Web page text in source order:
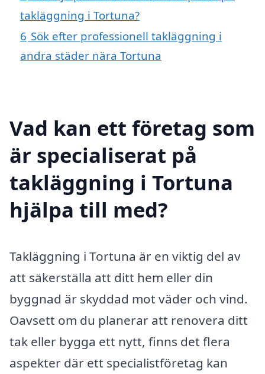
takläggning i Tortuna?
6 Sök efter professionell takläggning i
andra städer nära Tortuna
Vad kan ett företag som
är specialiserat på
takläggning i Tortuna
hjälpa till med?
Takläggning i Tortuna är en viktig del av
att säkerställa att ditt hem eller din
byggnad är skyddad mot väder och vind.
Oavsett om du planerar att renovera ditt
tak eller bygga ett nytt, finns det flera
aspekter där ett specialistföretag kan